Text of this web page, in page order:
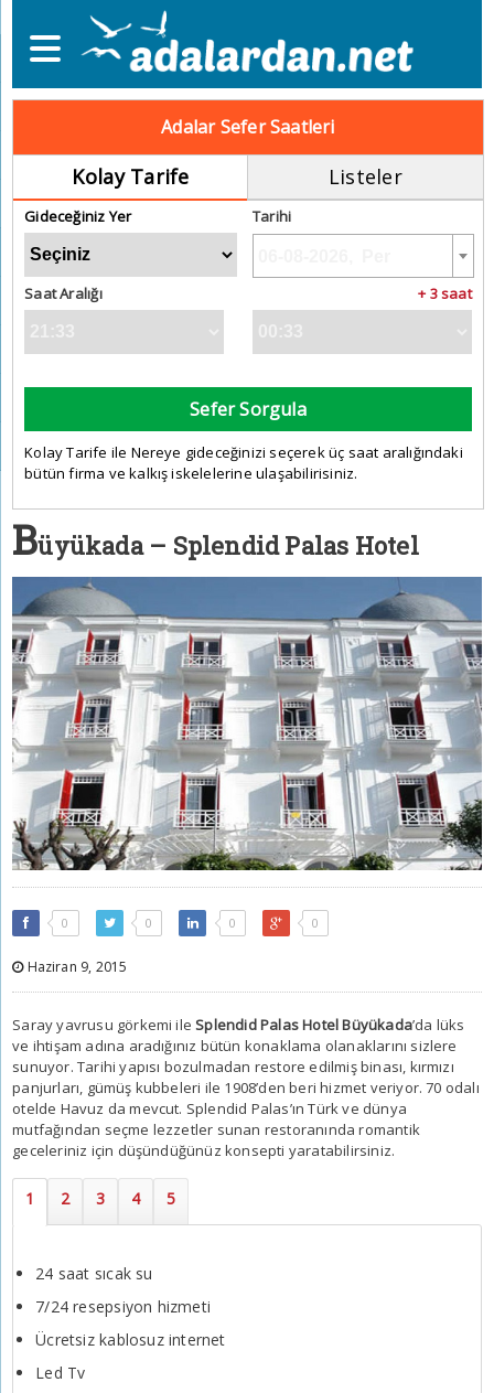
Adalar Sefer Saatleri
Kolay Tarife Listeler
Gideceğiniz Yer Tarihi
Saat Aralığı + 3 saat
Sefer Sorgula
Kolay Tarife ile Nereye gideceğinizi seçerek üç saat aralığındaki
bütün firma ve kalkış iskelelerine ulaşabilirisiniz.
Büyükada – Splendid Palas Hotel
0 0 0 0
Haziran 9, 2015
Saray yavrusu görkemi ile Splendid Palas Hotel Büyükada’da lüks
ve ihtişam adına aradığınız bütün konaklama olanaklarını sizlere
sunuyor. Tarihi yapısı bozulmadan restore edilmiş binası, kırmızı
panjurları, gümüş kubbeleri ile 1908’den beri hizmet veriyor. 70 odalı
otelde Havuz da mevcut. Splendid Palas’ın Türk ve dünya
mutfağından seçme lezzetler sunan restoranında romantik
geceleriniz için düşündüğünüz konsepti yaratabilirsiniz.
24 saat sıcak su
7/24 resepsiyon hizmeti
Ücretsiz kablosuz internet
Led Tv